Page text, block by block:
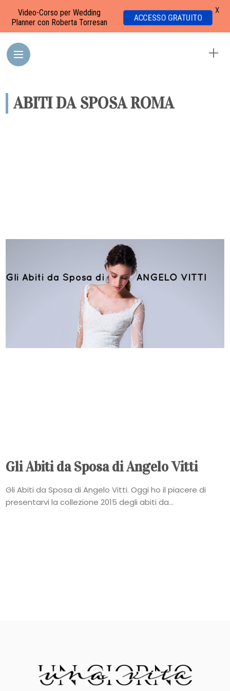
ABITI DA SPOSA ROMA
Gli Abiti da Sposa di Angelo Vitti
Gli Abiti da Sposa di Angelo Vitti. Oggi ho il piacere di
presentarvi la collezione 2015 degli abiti da...
Video-Corso per Wedding
Planner con Roberta Torresan
ACCESSO GRATUITO
X